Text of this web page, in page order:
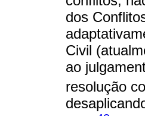
dos
Civil
ao
resolução